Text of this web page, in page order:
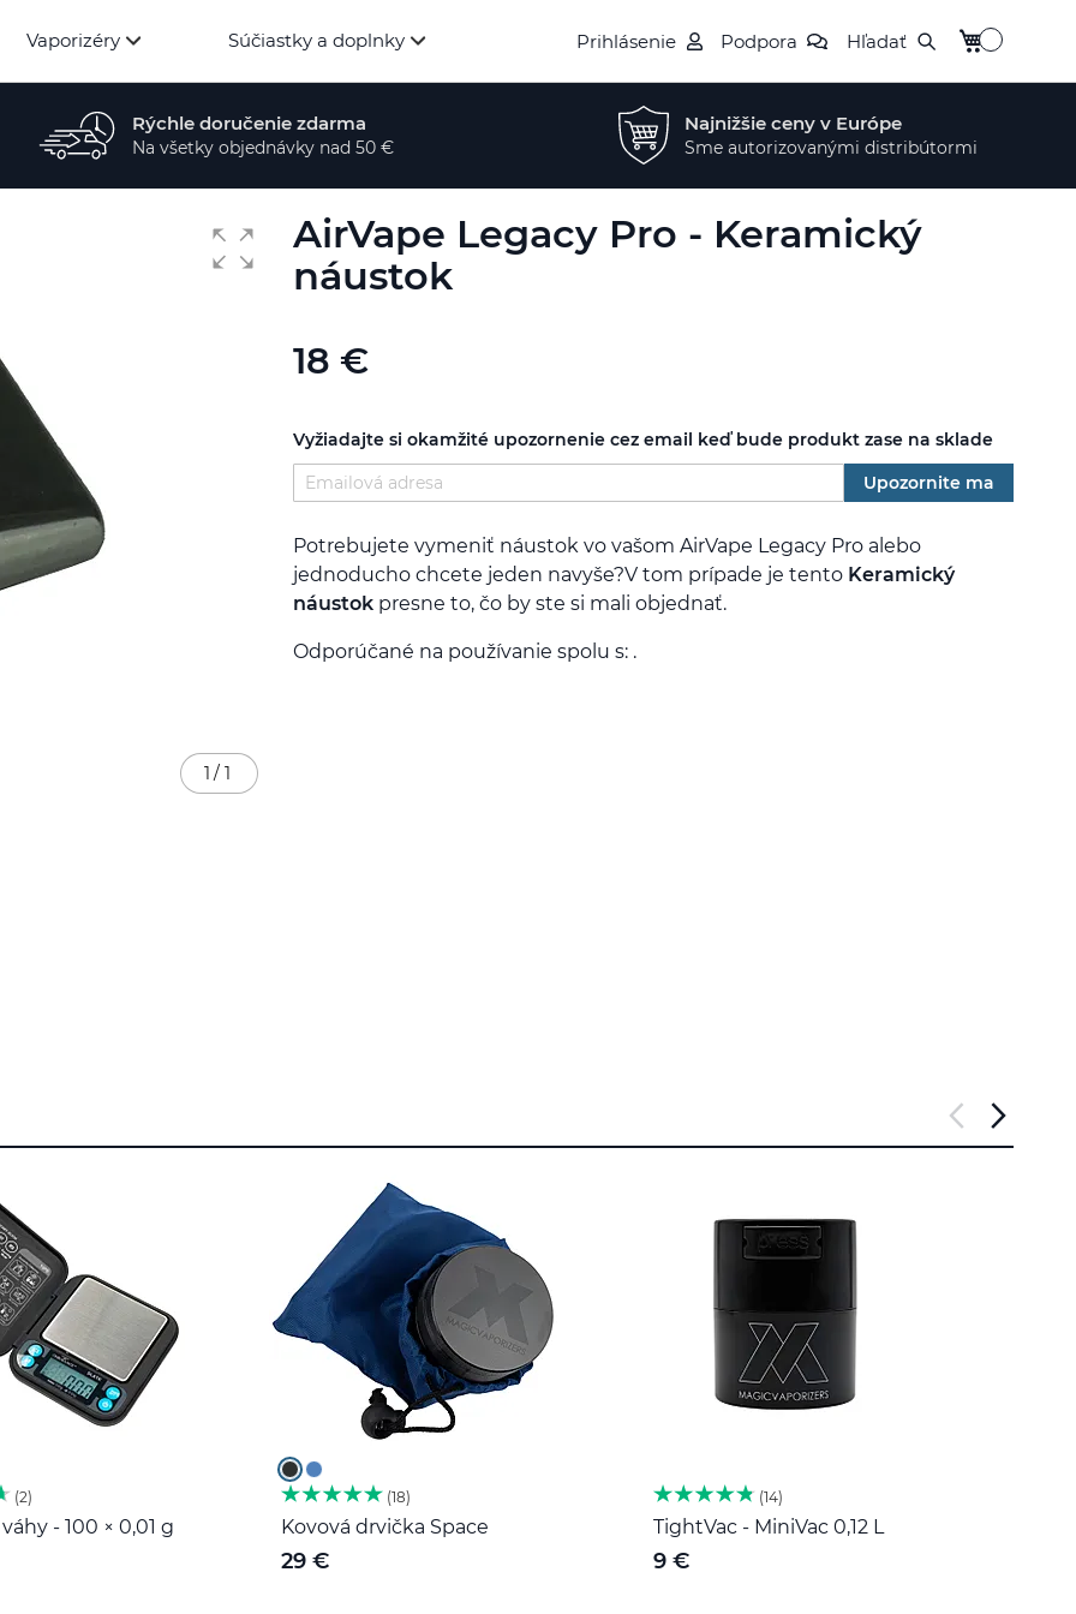
Vaporizéry Súčiastky a doplnky Prihlásenie Podpora Hľadať Môj košík
Rýchle doručenie zdarma
Na všetky objednávky nad 50 €
Najnižšie ceny v Európe
Sme autorizovanými distribútormi
AirVape Legacy Pro - Keramický
náustok
18 €
Vyžiadajte si okamžité upozornenie cez email keď bude produkt zase na sklade
Upozornite ma
Potrebujete vymeniť náustok vo vašom AirVape Legacy Pro alebo
jednoducho chcete jeden navyše?V tom prípade je tento Keramický
náustok presne to, čo by ste si mali objednať.
Odporúčané na používanie spolu s: .
1 / 1
2
- 100 × 0,01 g
18
Kovová drvička Space
29 €
14
TightVac - MiniVac 0,12 L
9 €